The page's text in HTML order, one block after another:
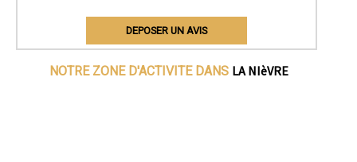
DEPOSER UN AVIS
NOTRE ZONE D'ACTIVITE DANS LA NIèVRE